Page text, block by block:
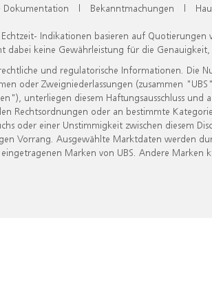
Dokumentation | Bekanntmachungen |
Echtzeit- Indikationen basieren auf
dabei keine Gewährleistung für die
und regulatorische Informationen. Die
oder Zweigniederlassungen (zusammen
unterliegen diesem Haftungsausschluss
Rechtsordnungen oder an bestimmte
oder einer Unstimmigkeit zwischen diesem
Vorrang. Ausgewählte Marktdaten werden
Marken von UBS. Andere Marken